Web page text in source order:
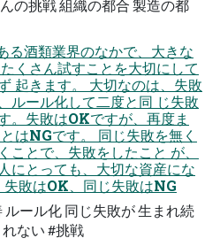
の挑戦 組織の都合 製造の都
酒類業界のなかで、大きな
くさん試すことを大切にして
起きます。 大切なのは、失敗
ルール化して二度と同 じ失敗
。失敗はOKですが、再度ま
はNGです。 同じ失敗を無く
ことで、失敗をしたこと が、
にとっても、大切な資産にな
失敗はOK、同じ失敗はNG
ルール化 同じ失敗が 生まれ続
ない #挑戦